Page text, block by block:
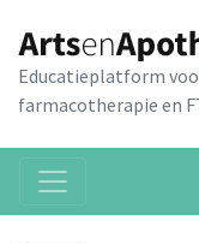
Educatieplatform
farmacotherapie en